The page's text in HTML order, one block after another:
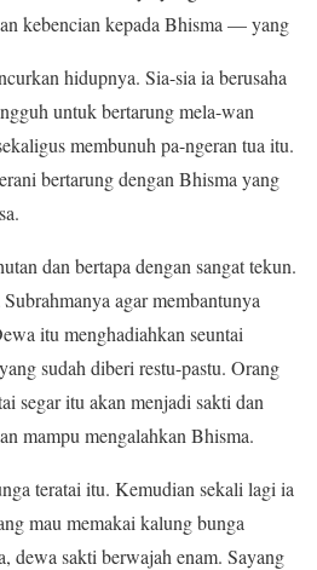
kebencian kepada Bhisma — yang
hidupnya. Sia-sia ia berusaha
untuk bertarung mela-wan
membunuh pa-ngeran tua itu.
bertarung dengan Bhisma yang
dan bertapa dengan sangat tekun.
agar membantunya
itu menghadiahkan seuntai
sudah diberi restu-pastu. Orang
segar itu akan menjadi sakti dan
mampu mengalahkan Bhisma.
teratai itu. Kemudian sekali lagi ia
mau memakai kalung bunga
dewa sakti berwajah enam. Sayang